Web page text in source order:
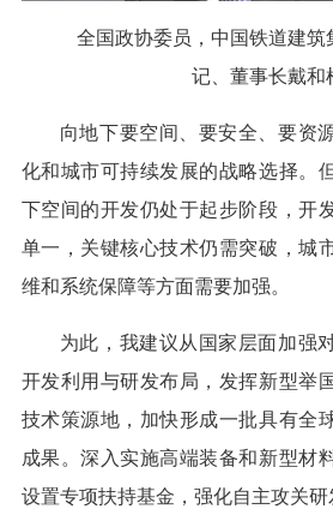
全国政协委员，中国铁道建筑
记、董事长戴和
向地下要空间、要安全、要资
化和城市可持续发展的战略选择。
下空间的开发仍处于起步阶段，开
单一，关键核心技术仍需突破，城
维和系统保障等方面需要加强。
为此，我建议从国家层面加强
开发利用与研发布局，发挥新型举
技术策源地，加快形成一批具有全
成果。深入实施高端装备和新型材
设置专项扶持基金，强化自主攻关研